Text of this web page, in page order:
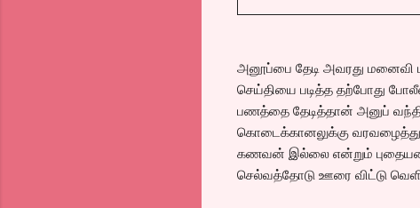
அனூப்பை தேடி அவரது
செய்தியை படித்த தற்போது
பணத்தை தேடித்தான் அனுப்
கொடைக்கானலுக்கு
கணவன் இல்லை என்றும் புதையலை
செல்வத்தோடு ஊரை விட்டு